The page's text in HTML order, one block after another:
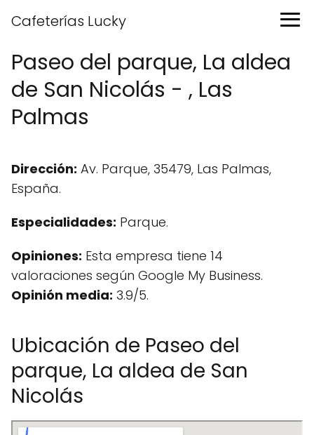
Cafeterías Lucky
Paseo del parque, La aldea
de San Nicolás - , Las
Palmas
Dirección: Av. Parque, 35479, Las Palmas,
España.
Especialidades: Parque.
Opiniones: Esta empresa tiene 14
valoraciones según Google My Business.
Opinión media: 3.9/5.
Ubicación de Paseo del
parque, La aldea de San
Nicolás